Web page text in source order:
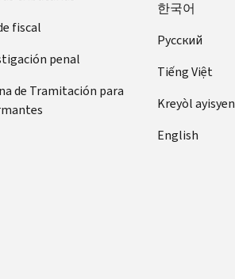
fiscal
penal
de Tramitación para
한국어
Pусский
Tiếng Việt
Kreyòl ayisyen
English